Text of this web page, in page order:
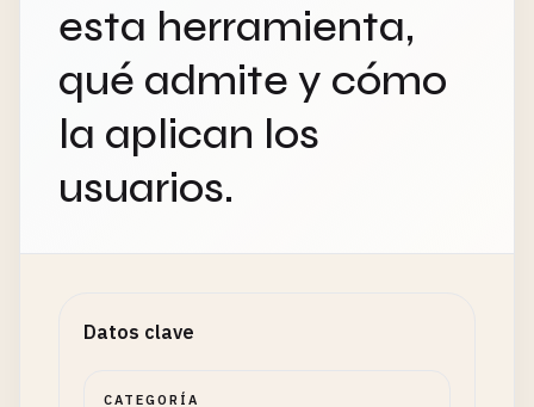
esta herramienta,
qué admite y cómo
la aplican los
usuarios.
Datos clave
CATEGORÍA